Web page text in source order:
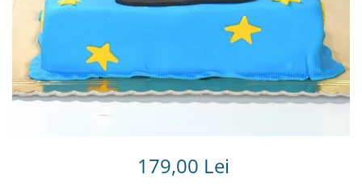
179,00 Lei